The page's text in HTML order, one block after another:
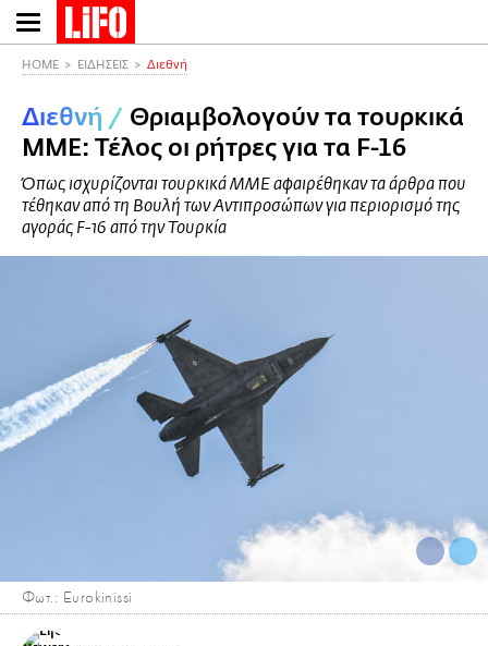
Παράκαμψη
προς
περιεχόμενο
HOME ΕΙΔΗΣΕΙΣ Διεθνή
Διεθνή / Θριαμβολογούν τα τουρκικά
ΜΜΕ: Τέλος οι ρήτρες για τα F-16
Όπως ισχυρίζονται τουρκικά ΜΜΕ αφαιρέθηκαν τα άρθρα που
τέθηκαν από τη Βουλή των Αντιπροσώπων για περιορισμό της
αγοράς F-16 από την Τουρκία
Φωτ.: Eurokinissi